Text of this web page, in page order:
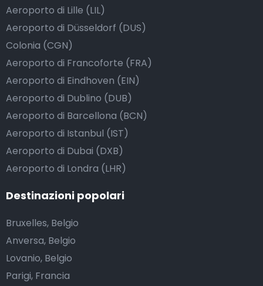
Aeroporto di Lille (LIL)
Aeroporto di Düsseldorf (DUS)
Colonia (CGN)
Aeroporto di Francoforte (FRA)
Aeroporto di Eindhoven (EIN)
Aeroporto di Dublino (DUB)
Aeroporto di Barcellona (BCN)
Aeroporto di Istanbul (IST)
Aeroporto di Dubai (DXB)
Aeroporto di Londra (LHR)
Destinazioni popolari
Bruxelles, Belgio
Anversa, Belgio
Lovanio, Belgio
Parigi, Francia